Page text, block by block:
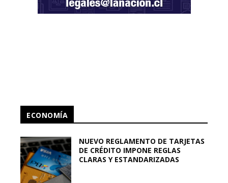
ECONOMÍA
NUEVO REGLAMENTO DE TARJETAS
DE CRÉDITO IMPONE REGLAS
CLARAS Y ESTANDARIZADAS